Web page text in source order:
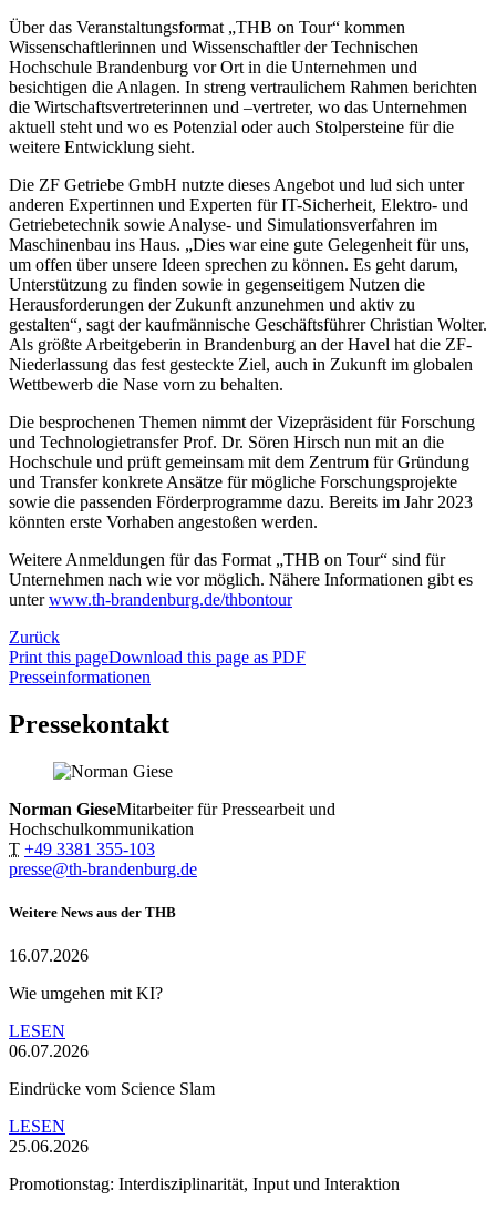
Über das Veranstaltungsformat „THB on Tour“ kommen
Wissenschaftlerinnen und Wissenschaftler der Technischen
Hochschule Brandenburg vor Ort in die Unternehmen und
besichtigen die Anlagen. In streng vertraulichem Rahmen berichten
die Wirtschaftsvertreterinnen und –vertreter, wo das Unternehmen
aktuell steht und wo es Potenzial oder auch Stolpersteine für die
weitere Entwicklung sieht.
Die ZF Getriebe GmbH nutzte dieses Angebot und lud sich unter
anderen Expertinnen und Experten für IT-Sicherheit, Elektro- und
Getriebetechnik sowie Analyse- und Simulationsverfahren im
Maschinenbau ins Haus. „Dies war eine gute Gelegenheit für uns,
um offen über unsere Ideen sprechen zu können. Es geht darum,
Unterstützung zu finden sowie in gegenseitigem Nutzen die
Herausforderungen der Zukunft anzunehmen und aktiv zu
gestalten“, sagt der kaufmännische Geschäftsführer Christian Wolter.
Als größte Arbeitgeberin in Brandenburg an der Havel hat die ZF-
Niederlassung das fest gesteckte Ziel, auch in Zukunft im globalen
Wettbewerb die Nase vorn zu behalten.
Die besprochenen Themen nimmt der Vizepräsident für Forschung
und Technologietransfer Prof. Dr. Sören Hirsch nun mit an die
Hochschule und prüft gemeinsam mit dem Zentrum für Gründung
und Transfer konkrete Ansätze für mögliche Forschungsprojekte
sowie die passenden Förderprogramme dazu. Bereits im Jahr 2023
könnten erste Vorhaben angestoßen werden.
Weitere Anmeldungen für das Format „THB on Tour“ sind für
Unternehmen nach wie vor möglich. Nähere Informationen gibt es
unterwww.th-brandenburg.de/thbontour
Zurück
Print this pageDownload this page as PDF
Presseinformationen
Pressekontakt
Norman GieseMitarbeiter für Pressearbeit und
Hochschulkommunikation
T +49 3381 355-103
presse@th-brandenburg.de
Weitere News aus der THB
16.07.2026
Wie umgehen mit KI?
LESEN
06.07.2026
Eindrücke vom Science Slam
LESEN
25.06.2026
Promotionstag: Interdisziplinarität, Input und Interaktion